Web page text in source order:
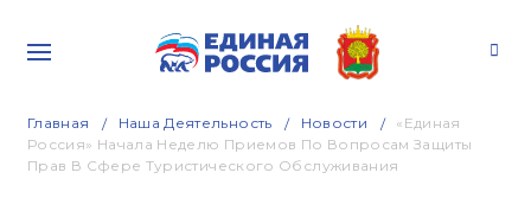
Главная Наша Деятельность Новости
«Единая
Россия» Начала Неделю Приемов По Вопросам Защиты
Прав В Сфере Туристического Обслуживания